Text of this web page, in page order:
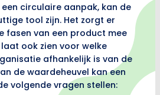
circulaire aanpak, kan de
tool zijn. Het zorgt er
fasen van een product mee
ook zien voor welke
afhankelijk is van de
de waardeheuvel kan een
volgende vragen stellen: